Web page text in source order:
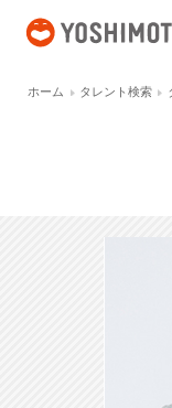
ホーム タレント検索